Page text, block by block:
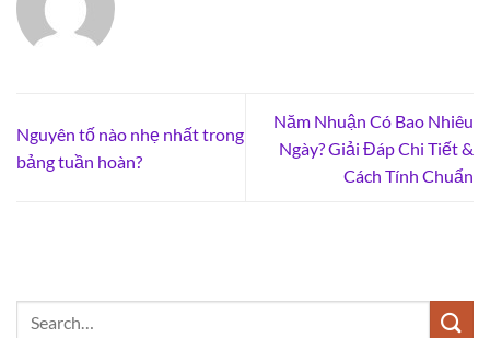
Nguyên tố nào nhẹ nhất trong
bảng tuần hoàn?
Năm Nhuận Có Bao Nhiêu
Ngày? Giải Đáp Chi Tiết &
Cách Tính Chuẩn